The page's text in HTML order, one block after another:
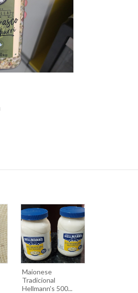
Maionese
Tradicional
Hellmann's 500...